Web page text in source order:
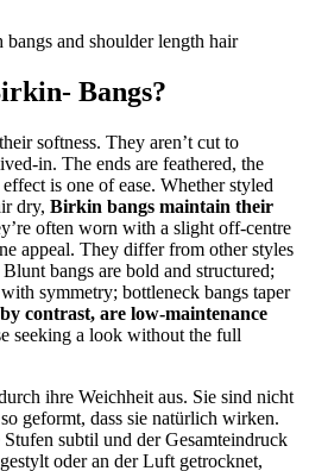
Bangs?
softness. They aren’t cut to
in. The ends are feathered, the
is one of ease. Whether styled
dry, Birkin bangs maintain their
often worn with a slight off-centre
appeal. They differ from other styles
bangs are bold and structured;
symmetry; bottleneck bangs taper
contrast, are low-maintenance
seeking a look without the full
ihre Weichheit aus. Sie sind nicht
geformt, dass sie natürlich wirken.
subtil und der Gesamteindruck
oder an der Luft getrocknet,